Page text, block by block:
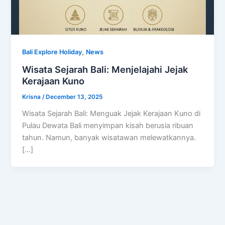
Bali Explore Holiday, News
Wisata Sejarah Bali: Menjelajahi Jejak
Kerajaan Kuno
Krisna/ December 13, 2025
Wisata Sejarah Bali: Menguak Jejak Kerajaan Kuno di
Pulau Dewata Bali menyimpan kisah berusia ribuan
tahun. Namun, banyak wisatawan melewatkannya.
[…]